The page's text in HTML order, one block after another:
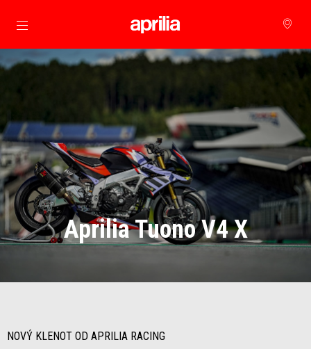
Prejsť na hlavný obsah
Aprilia Tuono V4 X
NOVÝ KLENOT OD APRILIA RACING